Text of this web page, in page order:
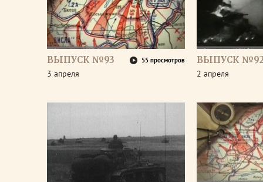
ВЫПУСК №93 55 просмотров
3 апреля
ВЫПУСК
2 апреля